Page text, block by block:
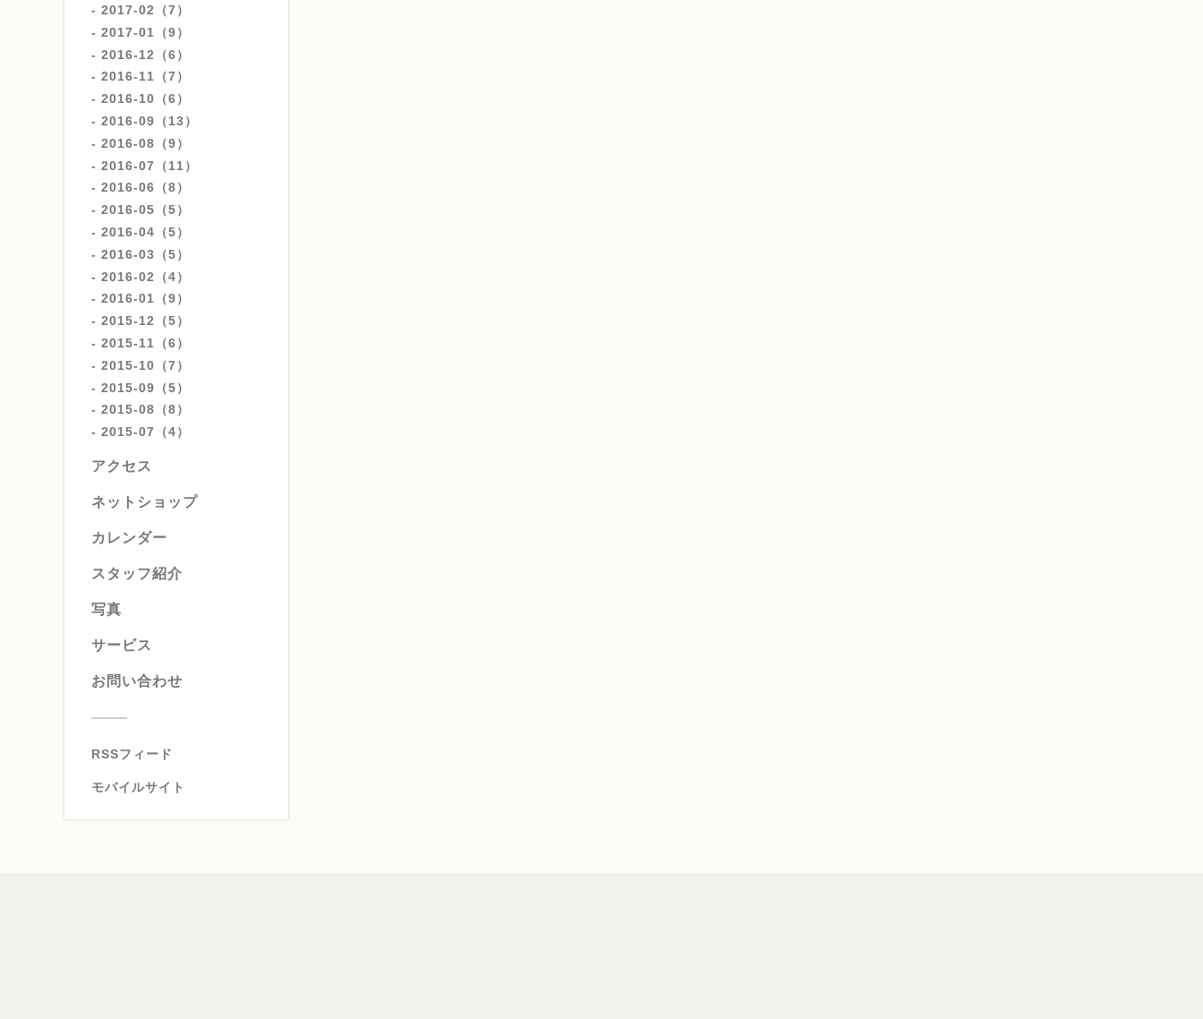
2017-02（7）
2017-01（9）
2016-12（6）
2016-11（7）
2016-10（6）
2016-09（13）
2016-08（9）
2016-07（11）
2016-06（8）
2016-05（5）
2016-04（5）
2016-03（5）
2016-02（4）
2016-01（9）
2015-12（5）
2015-11（6）
2015-10（7）
2015-09（5）
2015-08（8）
2015-07（4）
アクセス
ネットショップ
カレンダー
スタッフ紹介
写真
サービス
お問い合わせ
RSSフィード
モバイルサイト